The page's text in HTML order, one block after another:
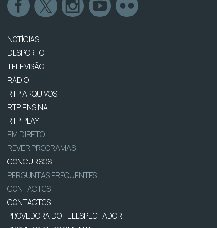
NOTÍCIAS
DESPORTO
TELEVISÃO
RÁDIO
RTP ARQUIVOS
RTP ENSINA
RTP PLAY
EM DIRETO
REVER PROGRAMAS
CONCURSOS
PERGUNTAS FREQUENTES
CONTACTOS
CONTACTOS
PROVEDORA DO TELESPECTADOR